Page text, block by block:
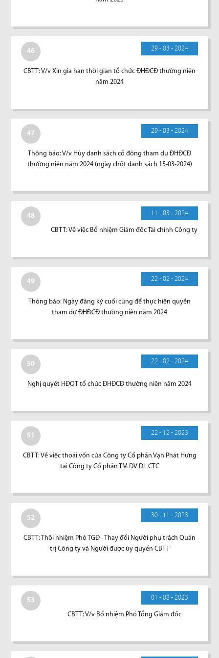
46 29 - 03 - 2024
CBTT: V/v Xin gia hạn thời gian tổ chức ĐHĐCĐ thường niên
năm 2024
47 29 - 03 - 2024
Thông báo: V/v Hủy danh sách cổ đông tham dự ĐHĐCĐ
thường niên năm 2024 (ngày chốt danh sách 15-03-2024)
48 11 - 03 - 2024
CBTT: Về việc Bổ nhiệm Giám đốc Tài chính Công ty
49 22 - 02 - 2024
Thông báo: Ngày đăng ký cuối cùng để thực hiện quyền
tham dự ĐHĐCĐ thường niên năm 2024
50 22 - 02 - 2024
Nghị quyết HĐQT tổ chức ĐHĐCĐ thường niên năm 2024
51 22 - 12 - 2023
CBTT: Về việc thoái vốn của Công ty Cổ phần Vạn Phát Hưng
tại Công ty Cổ phần TM DV DL CTC
52 30 - 11 - 2023
CBTT: Thôi nhiệm Phó TGĐ - Thay đổi Người phụ trách Quản
trị Công ty và Người được ủy quyền CBTT
53 01 - 08 - 2023
CBTT: V/v Bổ nhiệm Phó Tổng Giám đốc